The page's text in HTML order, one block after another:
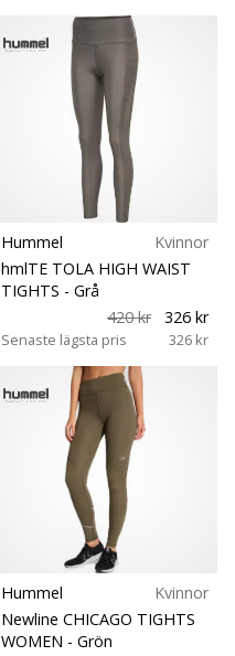
Hummel
Kvinnor
hmlTE TOLA HIGH WAIST
TIGHTS - Grå
420 kr
326 kr
Senaste lägsta pris 326 kr
Hummel
Kvinnor
Newline CHICAGO TIGHTS
WOMEN - Grön